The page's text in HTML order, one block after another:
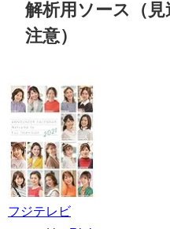
解析用ソース（
注意）
フジテレビ